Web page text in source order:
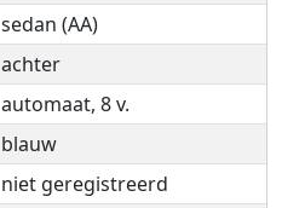
sedan (AA)
achter
automaat, 8 v.
blauw
niet geregistreerd